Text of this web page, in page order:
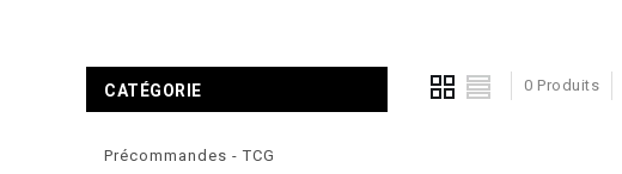
0 Produits
CATÉGORIE
Précommandes - TCG